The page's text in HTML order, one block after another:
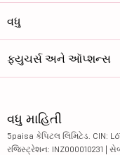
વધુ
ફ્યુચર્સ અને ઑપ્શન્સ
વધુ માહિતી
5paisa કેપિટલ લિમિટેડ. CIN:
રજિસ્ટ્રેશન: INZ000010231 |